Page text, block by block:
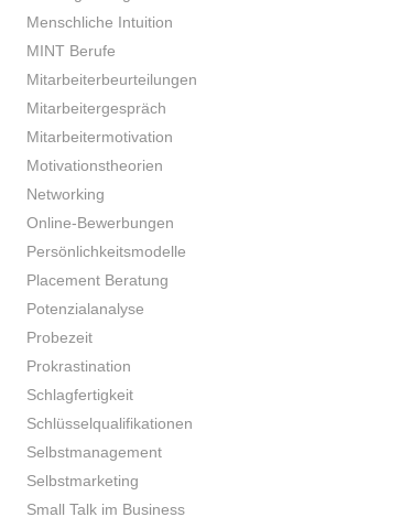
Menschliche Intuition
MINT Berufe
Mitarbeiterbeurteilungen
Mitarbeitergespräch
Mitarbeitermotivation
Motivationstheorien
Networking
Online-Bewerbungen
Persönlichkeitsmodelle
Placement Beratung
Potenzialanalyse
Probezeit
Prokrastination
Schlagfertigkeit
Schlüsselqualifikationen
Selbstmanagement
Selbstmarketing
Small Talk im Business